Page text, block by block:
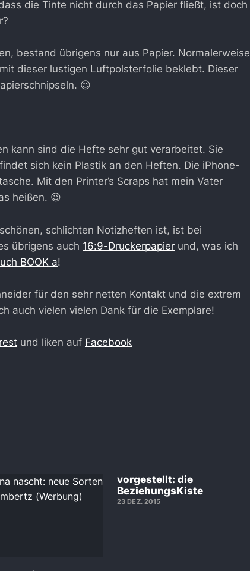
die Tinte nicht durch das Papier fließt, ist doch
bestand übrigens nur aus Papier. Normalerweise
dieser lustigen Luftpolsterfolie beklebt. Dieser
😉
kann sind die Hefte sehr gut verarbeitet. Sie
sich kein Plastik an den Heften. Die iPhone-
Mit den Printer’s Scraps hat mein Vater
heißen. 😉
schlichten Notizheften ist, ist bei
übrigens auch 16:9-Druckerpapier und, was ich
BOOK a!
für den sehr netten Kontakt und die extrem
auch vielen vielen Dank für die Exemplare!
und liken auf Facebook
vorgestellt: die
BeziehungsKiste
23 DEZ. 2015